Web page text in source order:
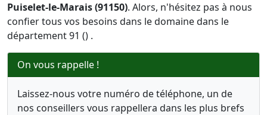
Puiselet-le-Marais (91150). Alors, n'hésitez pas à nous
confier tous vos besoins dans le domaine dans le
département 91 () .
On vous rappelle !
Laissez-nous votre numéro de téléphone, un de
nos conseillers vous rappellera dans les plus brefs